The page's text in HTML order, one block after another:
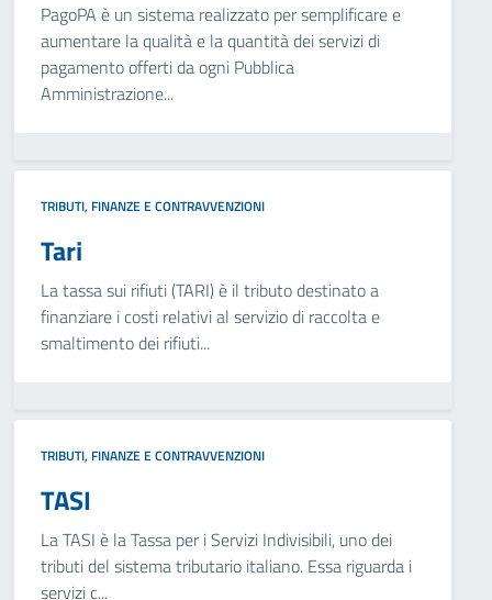
PagoPA è un sistema realizzato per semplificare e
aumentare la qualità e la quantità dei servizi di
pagamento offerti da ogni Pubblica
Amministrazione...
TRIBUTI, FINANZE E CONTRAVVENZIONI
Tari
La tassa sui rifiuti (TARI) è il tributo destinato a
finanziare i costi relativi al servizio di raccolta e
smaltimento dei rifiuti...
TRIBUTI, FINANZE E CONTRAVVENZIONI
TASI
La TASI è la Tassa per i Servizi Indivisibili, uno dei
tributi del sistema tributario italiano. Essa riguarda i
servizi c...